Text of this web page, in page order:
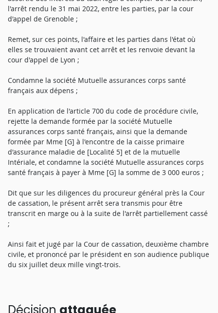
l'arrêt rendu le 31 mai 2022, entre les parties, par la cour
d'appel de Grenoble ;
Remet, sur ces points, l'affaire et les parties dans l'état où
elles se trouvaient avant cet arrêt et les renvoie devant la
cour d'appel de Lyon ;
Condamne la société Mutuelle assurances corps santé
français aux dépens ;
En application de l'article 700 du code de procédure civile,
rejette la demande formée par la société Mutuelle
assurances corps santé français, ainsi que la demande
formée par Mme [G] à l'encontre de la caisse primaire
d'assurance maladie de [Localité 5] et de la mutuelle
Intériale, et condamne la société Mutuelle assurances corps
santé français à payer à Mme [G] la somme de 3 000 euros ;
Dit que sur les diligences du procureur général près la Cour
de cassation, le présent arrêt sera transmis pour être
transcrit en marge ou à la suite de l'arrêt partiellement cassé
;
Ainsi fait et jugé par la Cour de cassation, deuxième chambre
civile, et prononcé par le président en son audience publique
du six juillet deux mille vingt-trois.
Décision attaquée